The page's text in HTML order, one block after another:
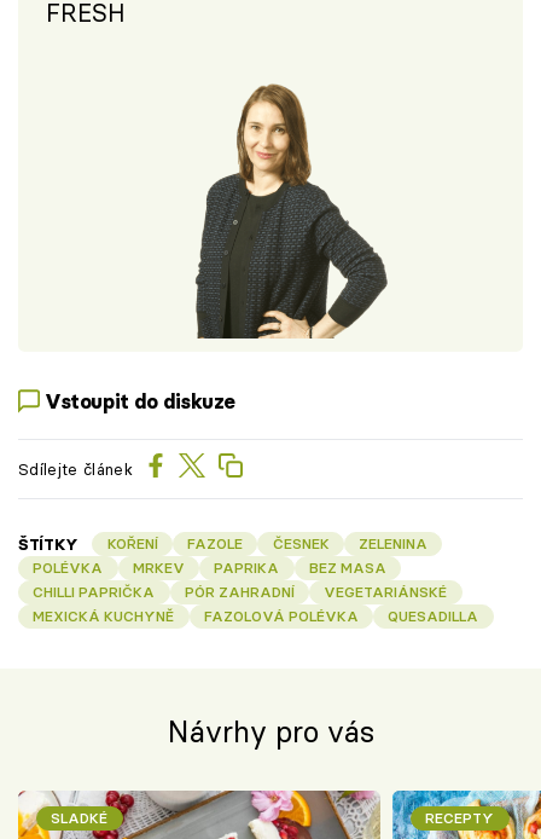
FRESH
Vstoupit do diskuze
Sdílejte článek
ŠTÍTKY KOŘENÍ FAZOLE ČESNEK
ZELENINA
POLÉVKA
MRKEV PAPRIKA
BEZ MASA
CHILLI PAPRIČKA
PÓR ZAHRADNÍ
VEGETARIÁNSKÉ
MEXICKÁ KUCHYNĚ
FAZOLOVÁ POLÉVKA QUESADILLA
Návrhy pro vás
SLADKÉ RECEPTY